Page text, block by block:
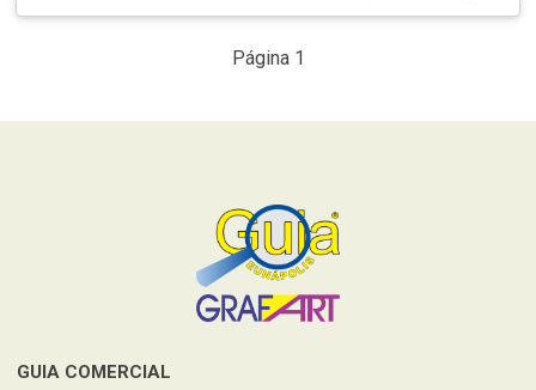
Página 1
GUIA COMERCIAL